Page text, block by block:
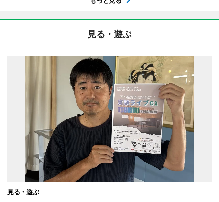
見る・遊ぶ
見る・遊ぶ